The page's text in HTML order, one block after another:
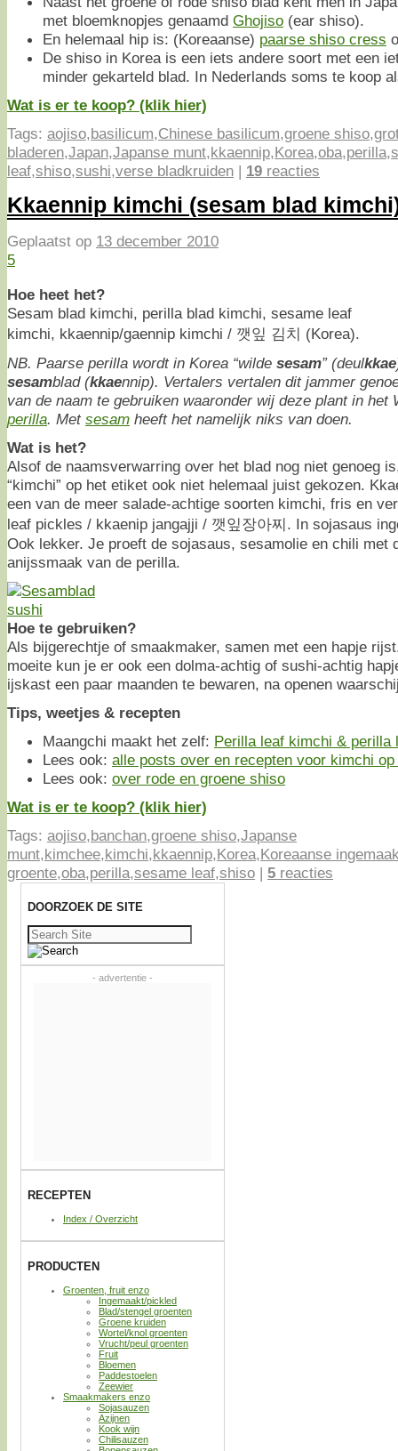
met bloemknopjes genaamd Ghojiso (ear shiso).
En helemaal hip is: (Koreaanse) paarse shiso cress
De shiso in Korea is een iets andere soort met een
minder gekarteld blad. In Nederlands soms te koop
Wat is er te koop? (klik hier)
Tags: aojiso,basilicum,Chinese basilicum,groene shiso,
bladeren,Japan,Japanse munt,kkaennip,Korea,oba,perilla,
leaf,shiso,sushi,verse bladkruiden | 19 reacties
Kkaennip kimchi (sesam blad
Geplaatst op 13 december 2010
5
Hoe heet het?
Sesam blad kimchi, perilla blad kimchi, sesame leaf
kimchi, kkaennip/gaennip kimchi / 깻잎 김치 (Korea).
NB. Paarse perilla wordt in Korea “wilde sesam” (deulkkae
sesamblad (kkaennip). Vertalers vertalen dit jammer
van de naam te gebruiken waaronder wij deze plant in het
perilla. Met sesam heeft het namelijk niks van doen.
Wat is het?
Alsof de naamsverwarring over het blad nog niet genoeg
“kimchi” op het etiket ook niet helemaal juist gekozen.
een van de meer salade-achtige soorten kimchi, fris en
leaf pickles / kkaenip jangajji / 깻잎장아찌. In sojasaus
Ook lekker. Je proeft de sojasaus, sesamolie en chili met
anijssmaak van de perilla.
Hoe te gebruiken?
Als bijgerechtje of smaakmaker, samen met een hapje
moeite kun je er ook een dolma-achtig of sushi-achtig
ijskast een paar maanden te bewaren, na openen
Tips, weetjes & recepten
Maangchi maakt het zelf: Perilla leaf kimchi & perilla
Lees ook: alle posts over en recepten voor kimchi
Lees ook: over rode en groene shiso
Wat is er te koop? (klik hier)
Tags: aojiso,banchan,groene shiso,Japanse
munt,kimchee,kimchi,kkaennip,Korea,Koreaanse
groente,oba,perilla,sesame leaf,shiso | 5 reacties
DOORZOEK DE SITE
Zoeken
naar:
- advertentie -
RECEPTEN
Index / Overzicht
PRODUCTEN
Groenten, fruit enzo
Ingemaakt/pickled
Blad/stengel groenten
Groene kruiden
Wortel/knol groenten
Vrucht/peul groenten
Fruit
Bloemen
Paddestoelen
Zeewier
Smaakmakers enzo
Sojasauzen
Azijnen
Kook wijn
Chilisauzen